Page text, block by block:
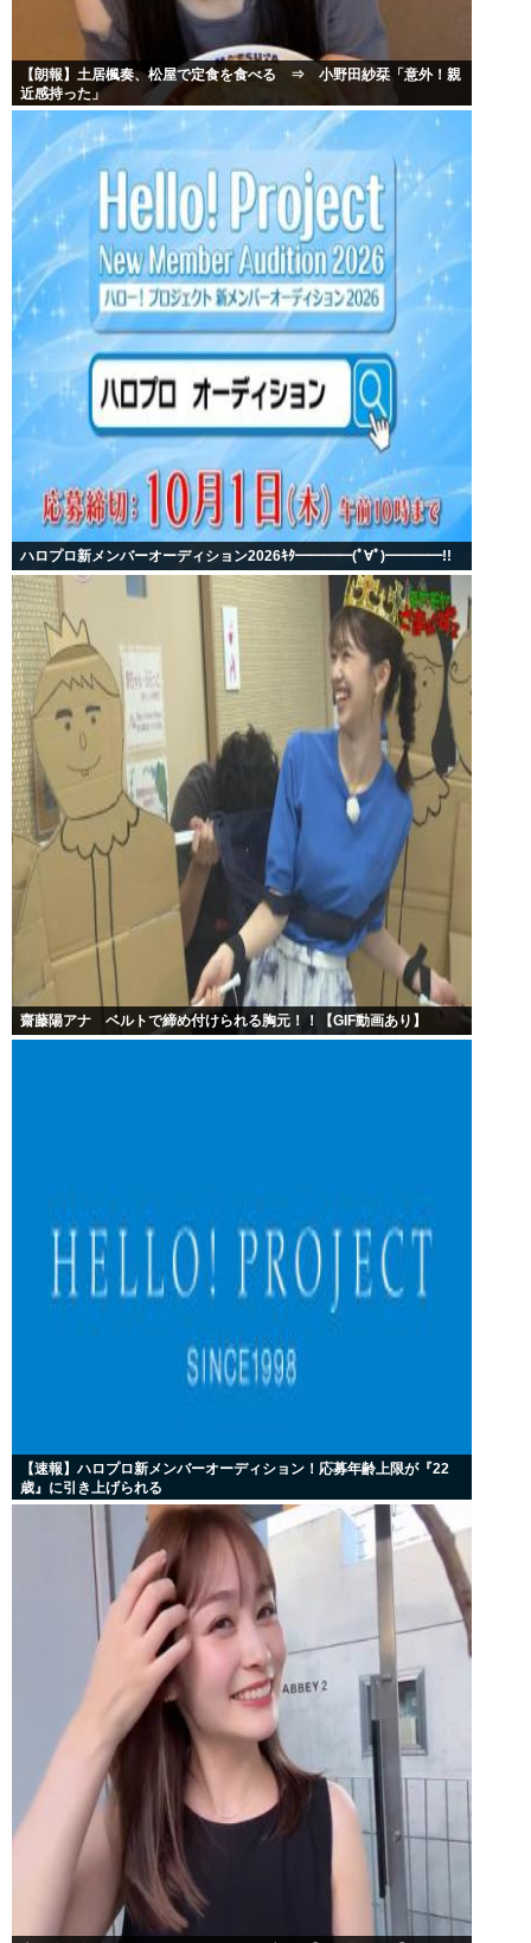
【朗報】土居楓奏、松屋で定食を食べる ⇒ 小野田紗栞「意外！親
近感持った」
ハロプロ新メンバーオーディション2026ｷﾀ━━━━(ﾟ∀ﾟ)━━━━!!
齋藤陽アナ ベルトで締め付けられる胸元！！【GIF動画あり】
【速報】ハロプロ新メンバーオーディション！応募年齢上限が『22
歳』に引き上げられる